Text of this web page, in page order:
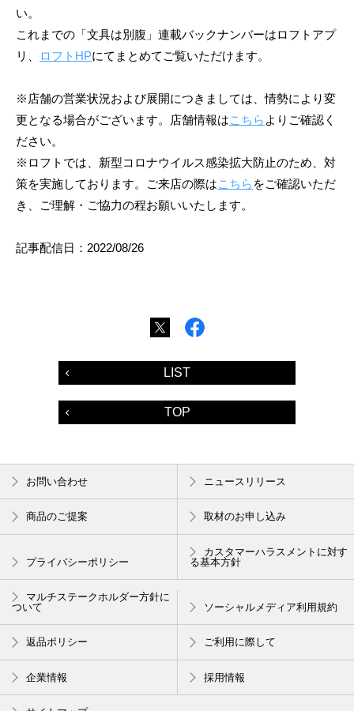
い。
これまでの「文具は別腹」連載バックナンバーはロフトアプ
リ、
ロフトHPにてまとめてご覧いただけます。
※店舗の営業状況および展開につきましては、情勢により変
更となる場合がございます。店舗情報はこちら よりご確認く
ださい。
※ロフトでは、新型コロナウイルス感染拡大防止のため、対
策を実施しております。ご来店の際はこちら をご確認いただ
き、ご理解・ご協力の程お願いいたします。
記事配信日：2022/08/26
LIST
TOP
お問い合わせ ニュースリリース
商品のご提案 取材のお申し込み
プライバシーポリシー
カスタマーハラスメントに対す
る基本方針
マルチステークホルダー方針に
ついて
ソーシャルメディア利用規約
返品ポリシー ご利用に際して
企業情報 採用情報